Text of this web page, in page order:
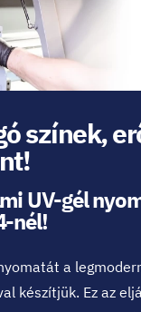
színek,
UV-gél
nél!
a
készítjük. Ez az